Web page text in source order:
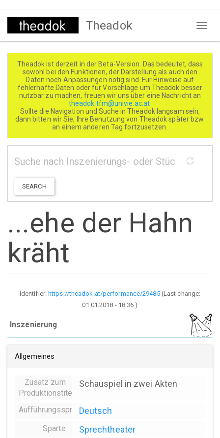
Direkt
Theadok
Theadok ist derzeit in der Beta-Version. Das bedeutet, dass
sowohl bei den Funktionen, der Darstellung als auch den
Daten noch Anpassungen nötig sind. Für Hinweise auf
fehlerhafte Daten oder für Vorschläge um Theadok besser
nutzbar zu machen, freuen wir uns über eine Nachricht an
theadok.tfm@univie.ac.at
Sollte die Navigation und Suche in Theadok langsam sein,
dann bitten wir Sie, Ihre Benutzung von Theadok später bzw.
an einem anderen Tag fortzusetzen.
SEARCH
...ehe der Hahn
kräht
Identifier:https://theadok.at/performance/29485(Last change:
01.01.2018 - 18:36 )
Inszenierung
Allgemeines
Zusatz zum
Produktionstitel
Schauspiel in zwei Akten
AufführungsspracheDeutsch
Sparte Sprechtheater